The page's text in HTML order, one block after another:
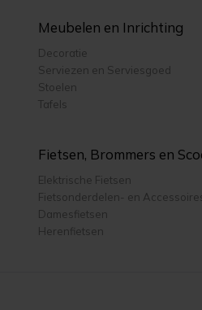
Meubelen en Inrichting
Decoratie
Serviezen en Serviesgoed
Stoelen
Tafels
Fietsen, Brommers en
Elektrische Fietsen
Fietsonderdelen- en
Damesfietsen
Herenfietsen